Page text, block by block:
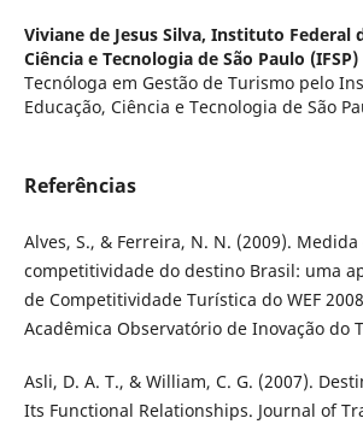
Viviane de Jesus Silva, Instituto Federal
Ciência e Tecnologia de São Paulo (IFSP)
Tecnóloga em Gestão de Turismo pelo
Educação, Ciência e Tecnologia de São
Referências
Alves, S., & Ferreira, N. N. (2009). Medida
competitividade do destino Brasil: uma
de Competitividade Turística do WEF
Acadêmica Observatório de Inovação do
Asli, D. A. T., & William, C. G. (2007).
Its Functional Relationships. Journal of